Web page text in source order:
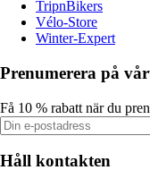
TripnBikers
Vélo-Store
Winter-Expert
Prenumerera på
Få 10 % rabatt när du
Håll kontakten